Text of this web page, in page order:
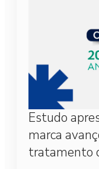
Estudo
marca
tratamento